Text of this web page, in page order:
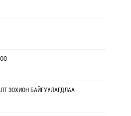
ЗОХИОН БАЙГУУЛАГДЛАА